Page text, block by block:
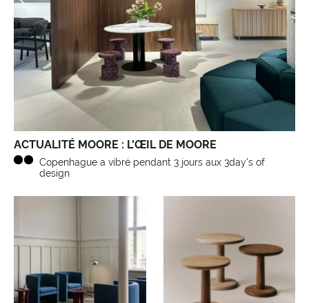
ACTUALITÉ MOORE : L'ŒIL DE MOORE
Copenhague a vibré pendant 3 jours aux 3day's of
design